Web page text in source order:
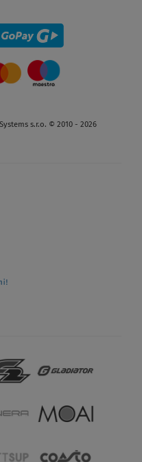
s.r.o. © 2010 - 2026